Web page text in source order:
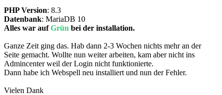
PHP Version: 8.3
Datenbank: MariaDB 10
Alles war aufGrün bei der installation.
Ganze Zeit ging das. Hab dann 2-3 Wochen nichts mehr an der
Seite gemacht. Wollte nun weiter arbeiten, kam aber nicht ins
Admincenter weil der Login nicht funktionierte.
Dann habe ich Webspell neu installiert und nun der Fehler.
Vielen Dank